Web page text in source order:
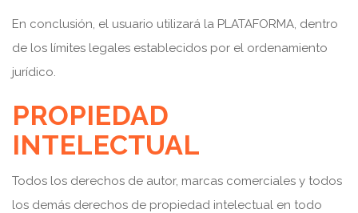
En conclusión, el usuario utilizará la PLATAFORMA, dentro
de los límites legales establecidos por el ordenamiento
jurídico.
PROPIEDAD
INTELECTUAL
Todos los derechos de autor, marcas comerciales y todos
los demás derechos de propiedad intelectual en todo